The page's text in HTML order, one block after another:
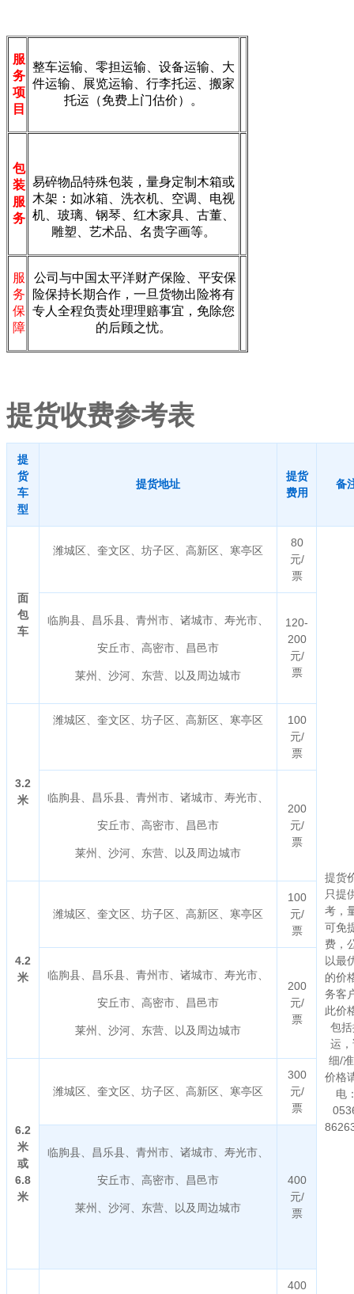
服
务
项
目
整车运输、零担运输、设备运输、大
件运输、展览运输、行李托运、搬家
托运（免费上门估价）。
包
装
服
务
易碎物品特殊包装，量身定制木箱或
木架：如冰箱、洗衣机、空调、电视
机、玻璃、钢琴、红木家具、古董、
雕塑、艺术品、名贵字画等。
服
务
保
障
公司与中国太平洋财产保险、平安保
险保持长期合作，一旦货物出险将有
专人全程负责处理理赔事宜，免除您
的后顾之忧。
提货收费参考表
提
货
车
型
提货地址
提货
费用
备
面
包
车
潍城区、奎文区、坊子区、高新区、寒亭区
80
元/
票
提货
只提
考，
可免
费，
以最
的价
务客
此价
包
运
细/
价格
电
临朐县、昌乐县、青州市、诸城市、寿光市、
安丘市、高密市、昌邑市
莱州、沙河、东营、以及周边城市
120-
200
元/
票
3.2
米
潍城区、奎文区、坊子区、高新区、寒亭区
100
元/
票
临朐县、昌乐县、青州市、诸城市、寿光市、
安丘市、高密市、昌邑市
莱州、沙河、东营、以及周边城市
200
元/
票
4.2
米
潍城区、奎文区、坊子区、高新区、寒亭区
100
元/
票
临朐县、昌乐县、青州市、诸城市、寿光市、
安丘市、高密市、昌邑市
莱州、沙河、东营、以及周边城市
200
元/
票
6.2
米
或
6.8
米
潍城区、奎文区、坊子区、高新区、寒亭区
300
元/
票
临朐县、昌乐县、青州市、诸城市、寿光市、
安丘市、高密市、昌邑市
莱州、沙河、东营、以及周边城市
400
元/
票
400